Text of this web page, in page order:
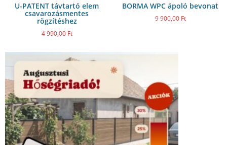
U-PATENT távtartó elem
csavarozásmentes
rögzítéshez
4 990,00 Ft
BORMA WPC ápoló bevonat
9 900,00 Ft